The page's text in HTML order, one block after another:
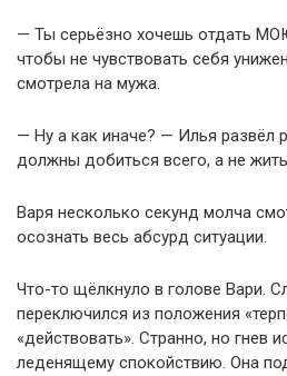
— Ты серьёзно хочешь отдать
чтобы не чувствовать себя
смотрела на мужа.
— Ну а как иначе? — Илья
должны добиться всего, а не
Варя несколько секунд молча
осознать весь абсурд ситуации.
Что-то щёлкнуло в голове Вари.
переключился из положения
«действовать». Странно, но гнев
леденящему спокойствию. Она